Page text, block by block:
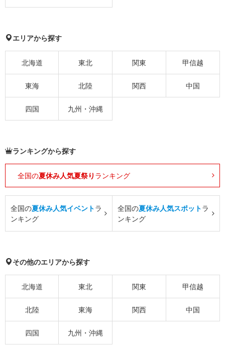
エリアから探す
北海道 東北 関東 甲信越
東海 北陸 関西 中国
四国 九州・沖縄
ランキングから探す
全国の夏休み人気夏祭り ランキング
全国の夏休み人気イベントラ
ンキング
全国の夏休み人気スポットラ
ンキング
その他のエリアから探す
北海道 東北 関東 甲信越
北陸 東海 関西 中国
四国 九州・沖縄